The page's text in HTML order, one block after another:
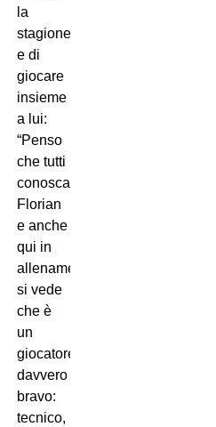
la
stagione
e di
giocare
insieme
a lui:
“Penso
che tutti
conoscano
Florian
e anche
qui in
allenamento
si vede
che è
un
giocatore
davvero
bravo:
tecnico,